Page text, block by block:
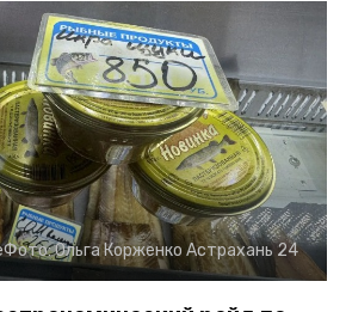
Фото:Ольга Корженко Астрахань 24